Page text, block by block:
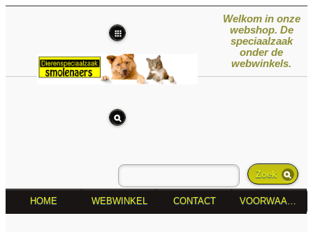
Zoek
Welkom in onze
webshop. De
speciaalzaak
onder de
webwinkels.
HOME WEBWINKEL CONTACT VOORWAARDEN